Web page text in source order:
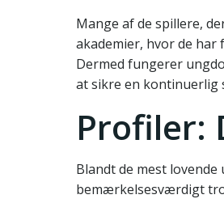
Mange af de spillere,
akademier, hvor de
Dermed fungerer
at sikre en kontinuerlig
Profiler:
Blandt de mest
bemærkelsesværdigt